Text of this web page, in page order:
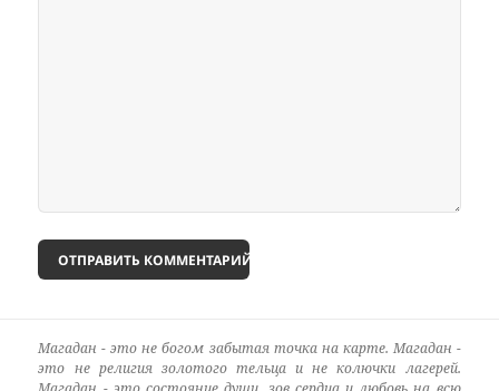
Магадан - это не богом забытая точка на карте. Магадан -
это не религия золотого тельца и не колючки лагерей.